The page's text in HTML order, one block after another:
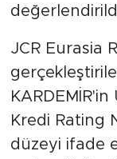
JCR Eurasia
Kredi Rating
düzeyi ifade